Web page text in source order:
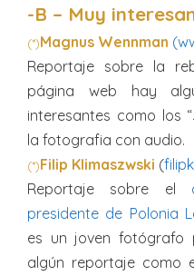
-B – Muy
(*)Magnus Wennman
Reportaje sobre la
página web hay
interesantes como los “
la fotografia con audio.
(*)Filip Klimaszwski (
Reportaje sobre el
presidente de Polonia
es un joven fotógrafo
algún reportaje como